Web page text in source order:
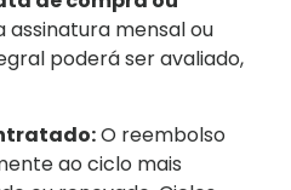
assinatura mensal ou
poderá ser avaliado,
O reembolso
ao ciclo mais